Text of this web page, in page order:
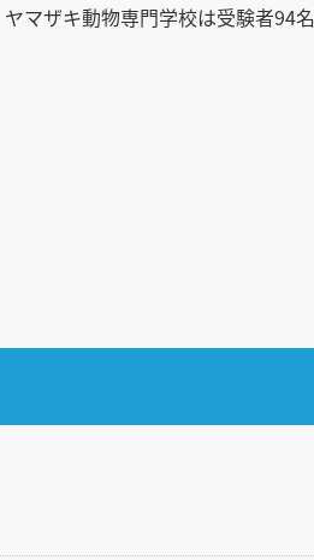
マザキ動物専門学校は受験者94